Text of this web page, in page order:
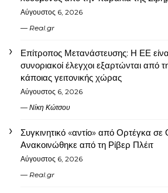
Αύγουστος 6, 2026
Real.gr
Επίτροπος Μετανάστευσης: Η ΕΕ
συνοριακοί έλεγχοι εξαρτώνται από
κάποιας γειτονικής χώρας
Αύγουστος 6, 2026
Νίκη Κώτσου
Συγκινητικό «αντίο» από Ορτέγκα
Ανακοινώθηκε από τη Ρίβερ Πλέιτ
Αύγουστος 6, 2026
Real.gr